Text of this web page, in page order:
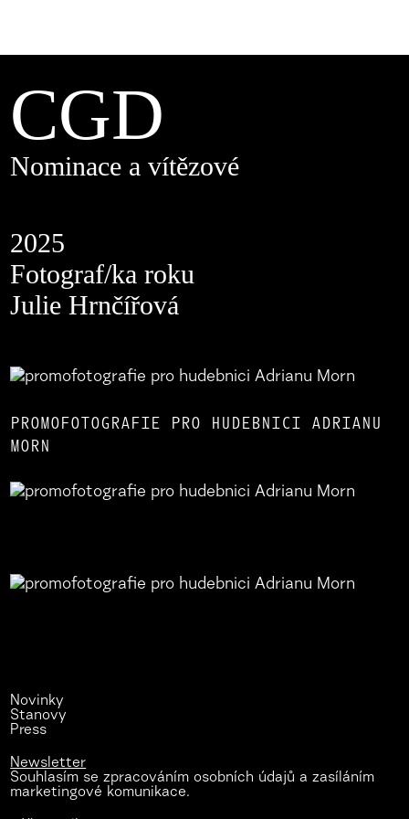
CGD
Nominace a vítězové
2025
Fotograf/ka roku
Julie Hrnčířová
PROMOFOTOGRAFIE PRO HUDEBNICI ADRIANU
MORN
Novinky
Stanovy
Press
Newsletter
Souhlasím se zpracováním osobních údajů a zasíláním
marketingové komunikace.